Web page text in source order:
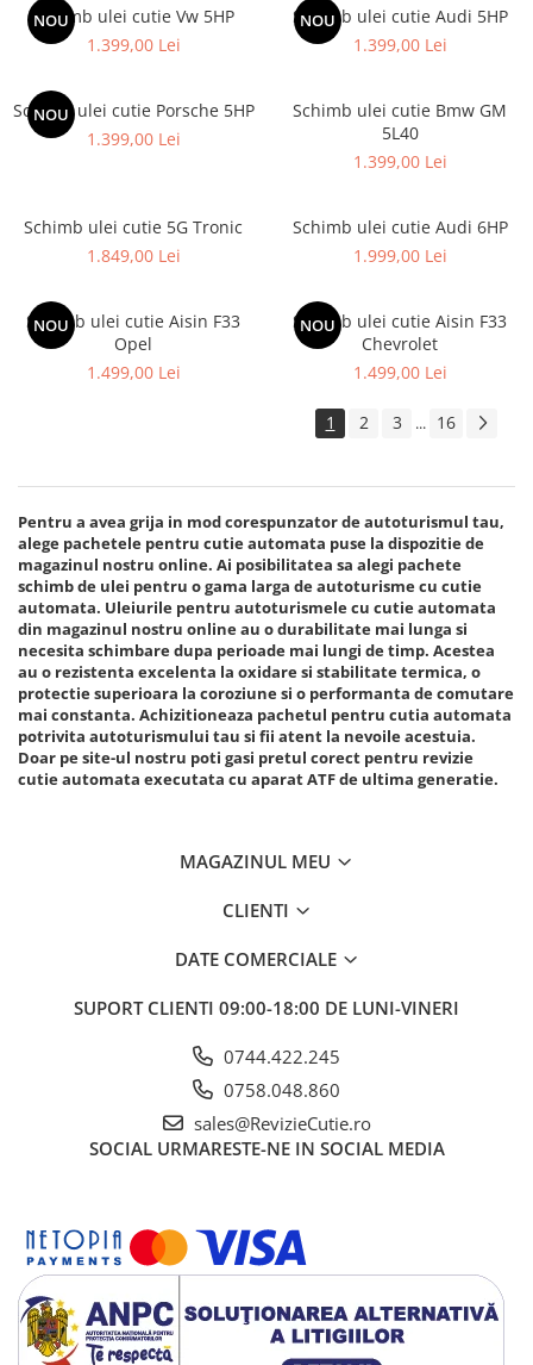
NOU
Schimb ulei cutie Vw 5HP
1.399,00 Lei
NOU
Schimb ulei cutie Audi 5HP
1.399,00 Lei
NOU
Schimb ulei cutie Porsche 5HP
1.399,00 Lei
Schimb ulei cutie Bmw GM
5L40
1.399,00 Lei
Schimb ulei cutie 5G Tronic
1.849,00 Lei
Schimb ulei cutie Audi 6HP
1.999,00 Lei
NOU
Schimb ulei cutie Aisin F33
Opel
1.499,00 Lei
NOU
Schimb ulei cutie Aisin F33
Chevrolet
1.499,00 Lei
1 2 3 ... 16
Pentru a avea grija in mod corespunzator de autoturismul tau,
alege pachetele pentru cutie automata puse la dispozitie de
magazinul nostru online. Ai posibilitatea sa alegi pachete
schimb de ulei pentru o gama larga de autoturisme cu cutie
automata. Uleiurile pentru autoturismele cu cutie automata
din magazinul nostru online au o durabilitate mai lunga si
necesita schimbare dupa perioade mai lungi de timp. Acestea
au o rezistenta excelenta la oxidare si stabilitate termica, o
protectie superioara la coroziune si o performanta de comutare
mai constanta. Achizitioneaza pachetul pentru cutia automata
potrivita autoturismului tau si fii atent la nevoile acestuia.
Doar pe site-ul nostru poti gasi pretul corect pentru revizie
cutie automata executata cu aparat ATF de ultima generatie.
MAGAZINUL MEU
CLIENTI
DATE COMERCIALE
SUPORT CLIENTI 09:00-18:00 DE LUNI-VINERI
0744.422.245
0758.048.860
sales@RevizieCutie.ro
SOCIAL URMARESTE-NE IN SOCIAL MEDIA